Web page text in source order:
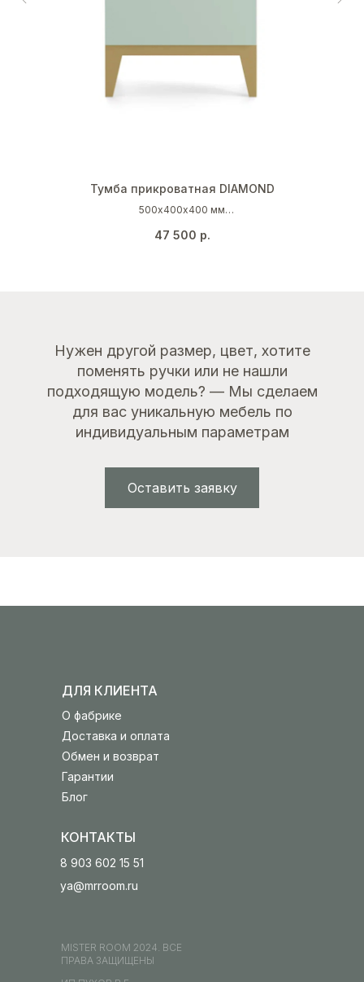
Тумба прикроватная DIAMOND
500х400х400 мм
Золото
47 500 р.
Нужен другой размер, цвет, хотите
поменять ручки или не нашли
подходящую модель? — Мы сделаем
для вас уникальную мебель по
индивидуальным параметрам
Оставить заявку
Блог
Гарантии
MISTER ROOM 2024. ВСЕ
ПРАВА ЗАЩИЩЕНЫ
Обмен и возврат
Доставка и оплата
О фабрике
ДЛЯ КЛИЕНТА
КОНТАКТЫ
8 903 602 15 51
ya@mrroom.ru